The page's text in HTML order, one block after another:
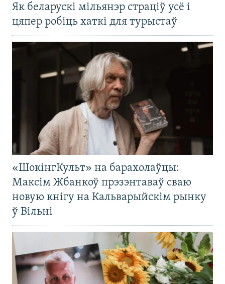
Як беларускі мільянэр страціў усё і
цяпер робіць хаткі для турыстаў
«ШокінгКульт» на барахолаўцы:
Максім Жбанкоў прэзэнтаваў сваю
новую кнігу на Кальварыйскім рынку
ў Вільні